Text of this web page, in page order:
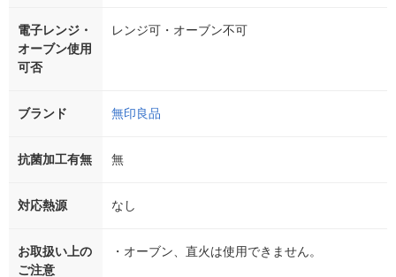
電子レンジ・
オーブン使用
可否
レンジ可・オーブン不可
ブランド 無印良品
抗菌加工有無 無
対応熱源 なし
お取扱い上の
ご注意
・オーブン、直火は使用できません。